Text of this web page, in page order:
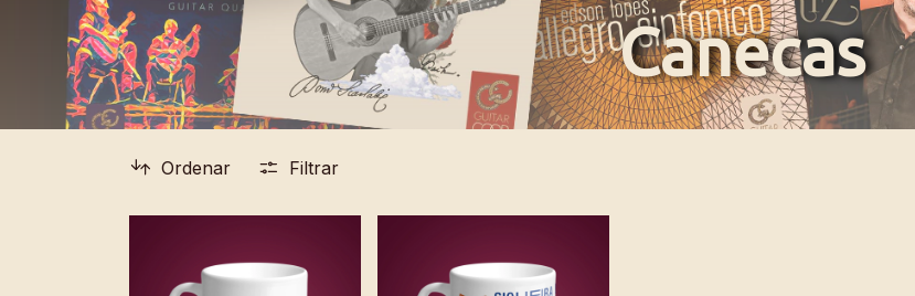
Canecas
Ordenar Filtrar